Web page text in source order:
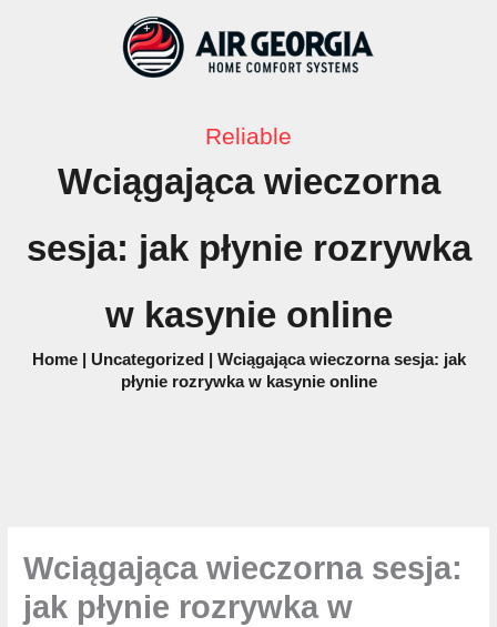
Reliable
Wciągająca wieczorna
sesja: jak płynie rozrywka
w kasynie online
Home| Uncategorized| Wciągająca wieczorna sesja: jak
płynie rozrywka w kasynie online
Wciągająca wieczorna sesja:
jak płynie rozrywka w